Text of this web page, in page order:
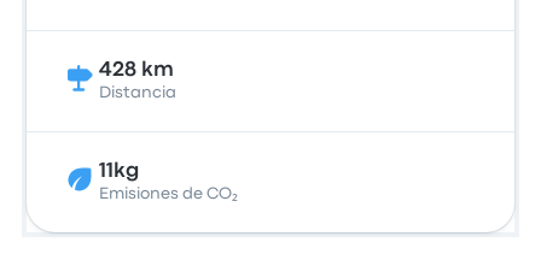
428 km
Distancia
11kg
Emisiones de CO₂